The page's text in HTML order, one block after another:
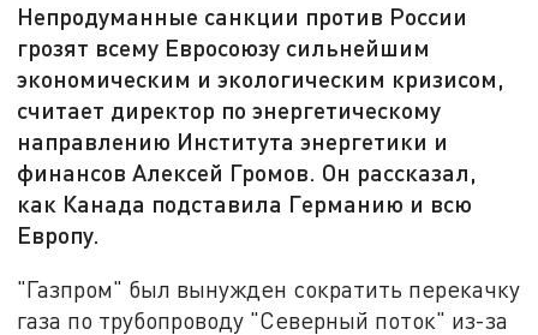
Непродуманные санкции против России
грозят всему Евросоюзу сильнейшим
экономическим и экологическим кризисом,
считает директор по энергетическому
направлению Института энергетики и
финансов Алексей Громов. Он рассказал,
как Канада подставила Германию и всю
Европу.
"Газпром" был вынужден сократить перекачку
газа по трубопроводу "Северный поток" из-за